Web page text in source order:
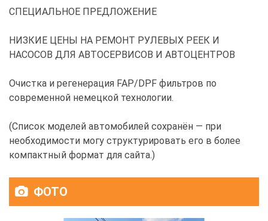
СПЕЦИАЛЬНОЕ ПРЕДЛОЖЕНИЕ
НИЗКИЕ ЦЕНЫ НА РЕМОНТ РУЛЕВЫХ РЕЕК И
НАСОСОВ ДЛЯ АВТОСЕРВИСОВ И АВТОЦЕНТРОВ
Очистка и регенерация FAP/DPF фильтров по
современной немецкой технологии.
(Список моделей автомобилей сохранён — при
необходимости могу структурировать его в более
компактный формат для сайта.)
ФОТО